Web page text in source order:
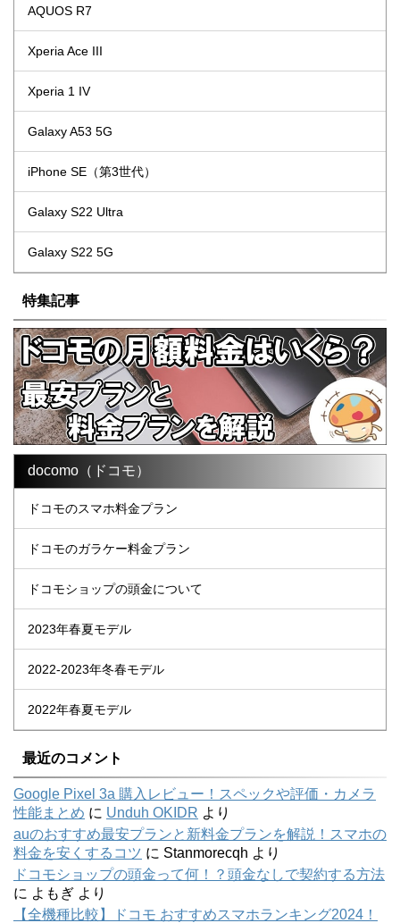
AQUOS R7
Xperia Ace III
Xperia 1 IV
Galaxy A53 5G
iPhone SE（第3世代）
Galaxy S22 Ultra
Galaxy S22 5G
特集記事
docomo（ドコモ）
ドコモのスマホ料金プラン
ドコモのガラケー料金プラン
ドコモショップの頭金について
2023年春夏モデル
2022-2023年冬春モデル
2022年春夏モデル
最近のコメント
Google Pixel 3a 購入レビュー！スペックや評価・カメラ
性能まとめ に Unduh OKIDR より
auのおすすめ最安プランと新料金プランを解説！スマホの
料金を安くするコツ に Stanmorecqh より
ドコモショップの頭金って何！？頭金なしで契約する方法
に よもぎ より
【全機種比較】ドコモ おすすめスマホランキング2024！